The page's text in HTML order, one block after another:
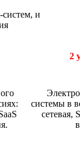
и
2
системы в
сетевая,